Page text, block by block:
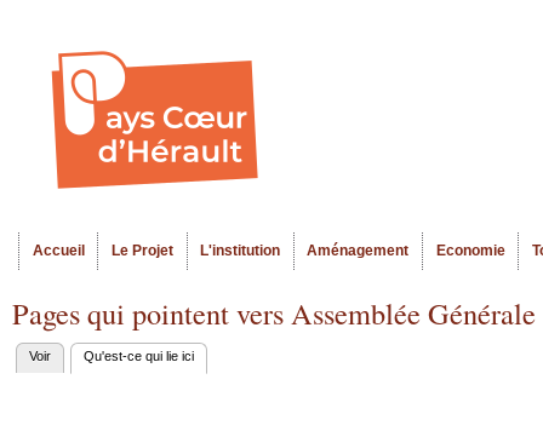
Menu principal
Accueil Le Projet L'institution Aménagement Economie
Pages qui pointent vers Assemblée
Onglets
Voir Qu'est-ce qui lie ici